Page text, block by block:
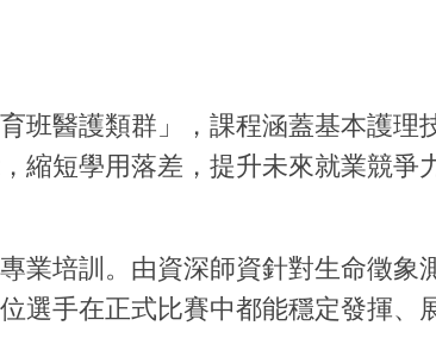
醫護類群」，課程涵蓋基本護理
縮短學用落差，提升未來就業競爭
業培訓。由資深師資針對生命徵象
手在正式比賽中都能穩定發揮、